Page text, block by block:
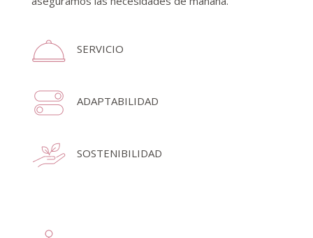
SERVICIO
ADAPTABILIDAD
SOSTENIBILIDAD